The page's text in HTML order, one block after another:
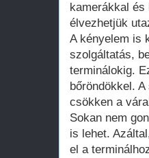
kamerákkal és
élvezhetjük
A kényelem is
szolgáltatás,
terminálokig.
bőröndökkel.
csökken a
Sokan nem
is lehet.
el a